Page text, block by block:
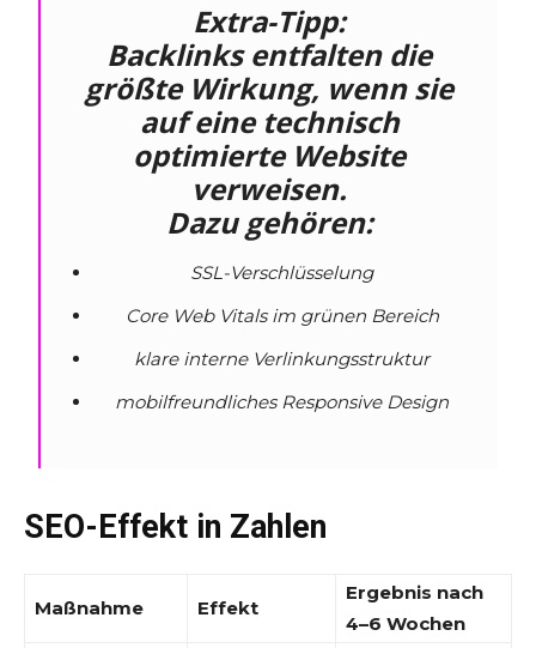
Extra-Tipp:
Backlinks entfalten die
größte Wirkung, wenn sie
auf eine technisch
optimierte Website
verweisen.
Dazu gehören:
SSL-Verschlüsselung
Core Web Vitals im grünen Bereich
klare interne Verlinkungsstruktur
mobilfreundliches Responsive Design
SEO-Effekt in Zahlen
Maßnahme Effekt
Ergebnis nach
4–6 Wochen